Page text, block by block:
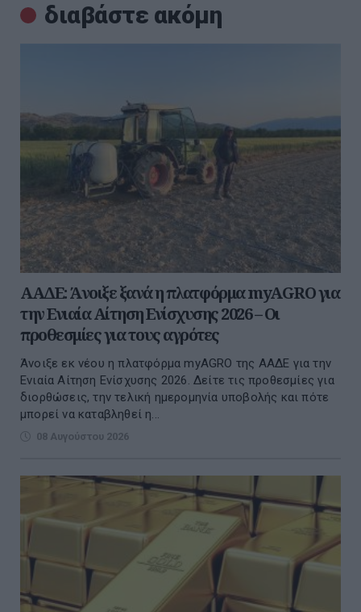
διαβάστε ακόμη
ΑΑΔΕ: Άνοιξε ξανά η πλατφόρμα myAGRO για
την Ενιαία Αίτηση Ενίσχυσης 2026 – Οι
προθεσμίες για τους αγρότες
Άνοιξε εκ νέου η πλατφόρμα myAGRO της ΑΑΔΕ για την
Ενιαία Αίτηση Ενίσχυσης 2026. Δείτε τις προθεσμίες για
διορθώσεις, την τελική ημερομηνία υποβολής και πότε
μπορεί να καταβληθεί η...
08 Αυγούστου 2026